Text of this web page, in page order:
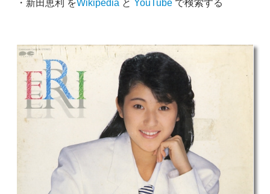
・新田恵利 をWikipedia と YouTubeで検索する